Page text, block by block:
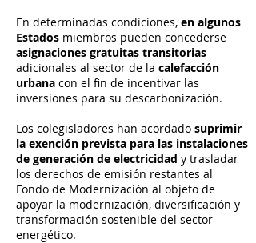
En determinadas condiciones, en algunos
Estados miembros pueden concederse
asignaciones gratuitas transitorias
adicionales al sector de la calefacción
urbana con el fin de incentivar las
inversiones para su descarbonización.
Los colegisladores han acordado suprimir
la exención prevista para las instalaciones
de generación de electricidad y trasladar
los derechos de emisión restantes al
Fondo de Modernización al objeto de
apoyar la modernización, diversificación y
transformación sostenible del sector
energético.